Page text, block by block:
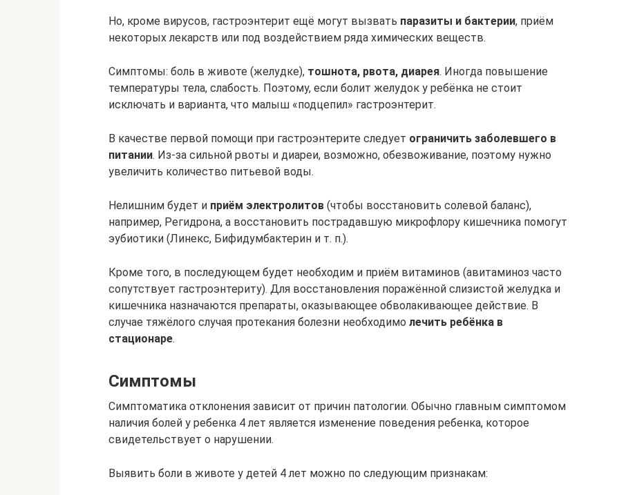
Но, кроме вирусов, гастроэнтерит ещё могут вызвать паразиты и бактерии, приём
некоторых лекарств или под воздействием ряда химических веществ.
Симптомы: боль в животе (желудке), тошнота, рвота, диарея. Иногда повышение
температуры тела, слабость. Поэтому, если болит желудок у ребёнка не стоит
исключать и варианта, что малыш «подцепил» гастроэнтерит.
В качестве первой помощи при гастроэнтерите следует ограничить заболевшего в
питании. Из-за сильной рвоты и диареи, возможно, обезвоживание, поэтому нужно
увеличить количество питьевой воды.
Нелишним будет и приём электролитов (чтобы восстановить солевой баланс),
например, Регидрона, а восстановить пострадавшую микрофлору кишечника помогут
эубиотики (Линекс, Бифидумбактерин и т. п.).
Кроме того, в последующем будет необходим и приём витаминов (авитаминоз часто
сопутствует гастроэнтериту). Для восстановления поражённой слизистой желудка и
кишечника назначаются препараты, оказывающее обволакивающее действие. В
случае тяжёлого случая протекания болезни необходимо лечить ребёнка в
стационаре.
Симптомы
Симптоматика отклонения зависит от причин патологии. Обычно главным симптомом
наличия болей у ребенка 4 лет является изменение поведения ребенка, которое
свидетельствует о нарушении.
Выявить боли в животе у детей 4 лет можно по следующим признакам: